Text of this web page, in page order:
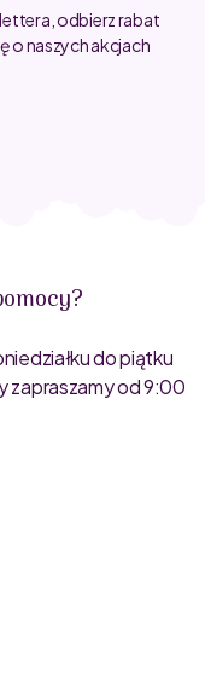
odbierz rabat
o naszych akcjach
do piątku
zapraszamy od 9:00